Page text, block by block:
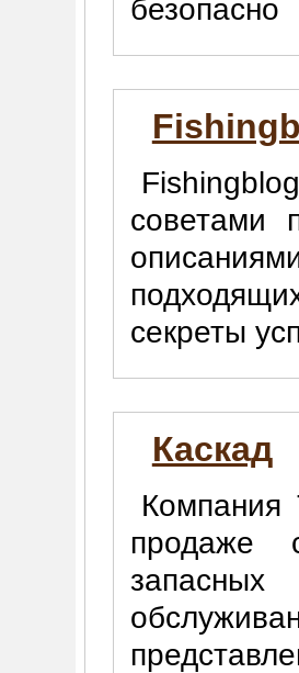
безопасно
советами
секреты
Каскад
Компания
продаже